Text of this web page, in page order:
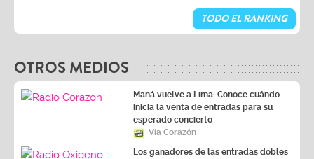
TODO EL RANKING
OTROS MEDIOS
Maná vuelve a Lima: Conoce cuándo
inicia la venta de entradas para su
esperado concierto
Vía Corazón
Los ganadores de las entradas dobles